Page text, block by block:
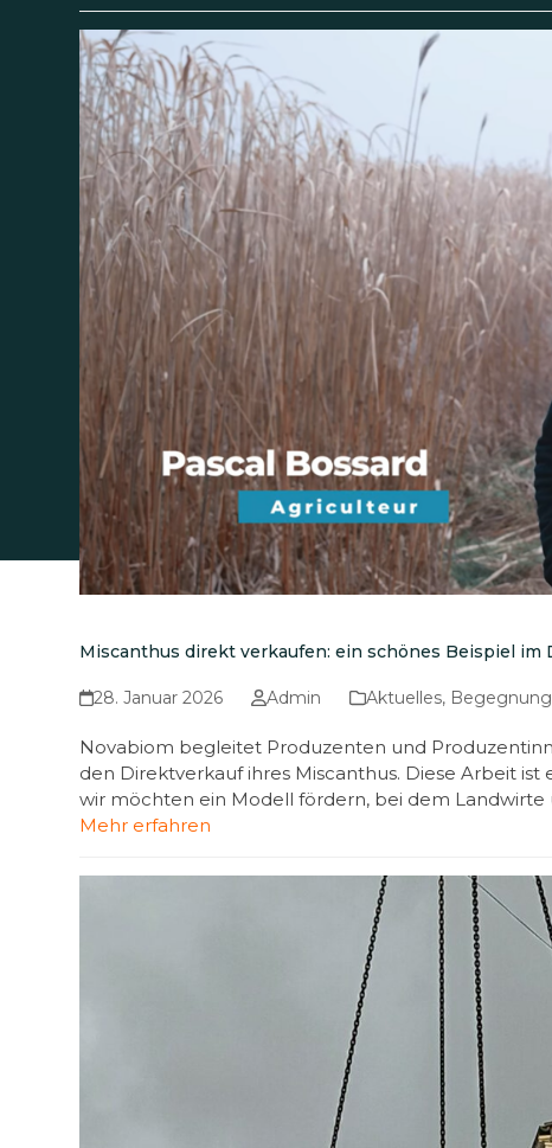
Miscanthus direkt verkaufen: ein schönes Beispiel im
28. Januar 2026 Admin Aktuelles,
Novabiom begleitet Produzenten und
den Direktverkauf ihres Miscanthus. Diese Arbeit
wir möchten ein Modell fördern, bei dem Landwirte
Mehr erfahren